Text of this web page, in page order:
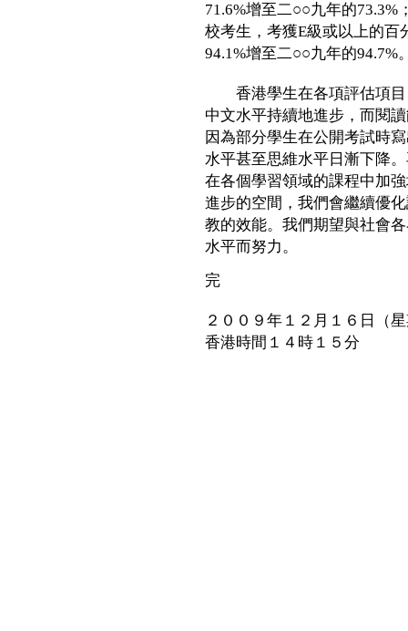
71.6%增至二○○九年的
校考生，考獲E級或以上的
94.1%增至二○○九年的94.7%
香港學生在各項評估項目
中文水平持續地進步，而閱
因為部分學生在公開考試時
水平甚至思維水平日漸下降
在各個學習領域的課程中加
進步的空間，我們會繼續優
教的效能。我們期望與社會
水平而努力。
完
２００９年１２月１６日（
香港時間１４時１５分